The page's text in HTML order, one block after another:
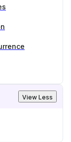
View Less